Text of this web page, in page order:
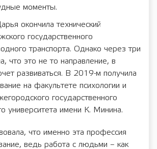
моменты.
окончила технический
государственного
транспорта. Однако через три
что это не то направление, в
развиваться. В 2019-м получила
на факультете психологии и
государственного
университета имени К. Минина.
что именно эта профессия
ведь работа с людьми – как